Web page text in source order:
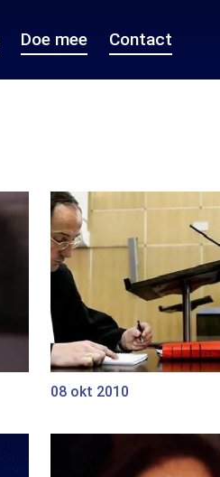
Doe mee Contact
08 okt 2010